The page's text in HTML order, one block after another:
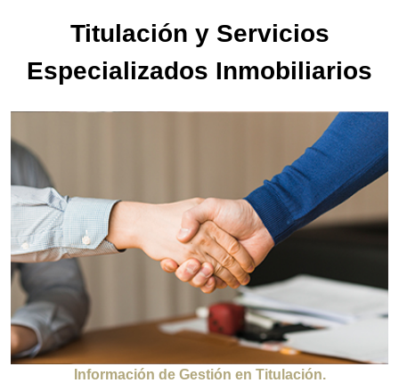
Titulación y Servicios
Especializados Inmobiliarios
Información de Gestión en Titulación.